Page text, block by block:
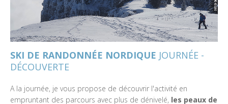
SKI DE RANDONNÉE NORDIQUE JOURNÉE -
DÉCOUVERTE
A la journée, je vous propose de découvrir l'activité en
empruntant des parcours avec plus de dénivelé, les peaux de